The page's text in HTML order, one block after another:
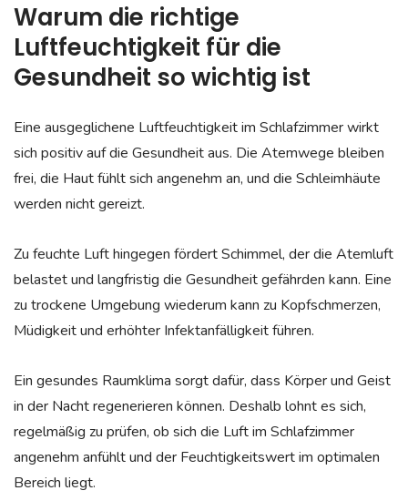
Warum die richtige
Luftfeuchtigkeit für die
Gesundheit so wichtig ist
Eine ausgeglichene Luftfeuchtigkeit im Schlafzimmer wirkt
sich positiv auf die Gesundheit aus. Die Atemwege bleiben
frei, die Haut fühlt sich angenehm an, und die Schleimhäute
werden nicht gereizt.
Zu feuchte Luft hingegen fördert Schimmel, der die Atemluft
belastet und langfristig die Gesundheit gefährden kann. Eine
zu trockene Umgebung wiederum kann zu Kopfschmerzen,
Müdigkeit und erhöhter Infektanfälligkeit führen.
Ein gesundes Raumklima sorgt dafür, dass Körper und Geist
in der Nacht regenerieren können. Deshalb lohnt es sich,
regelmäßig zu prüfen, ob sich die Luft im Schlafzimmer
angenehm anfühlt und der Feuchtigkeitswert im optimalen
Bereich liegt.